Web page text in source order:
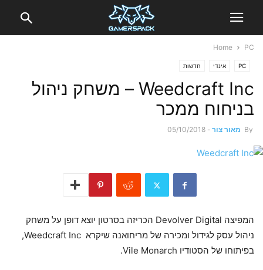
Home PC
PC אינדי חדשות
Weedcraft Inc – משחק ניהול
בניחוח ממכר
By מאור צור -
05/10/2018
המפיצה Devolver Digital הכריזה בסרטון יוצא דופן על משחק
ניהול עסק לגידול ומכירה של מריחואנה שיקרא Weedcraft Inc,
בפיתוחו של הסטודיו Vile Monarch.